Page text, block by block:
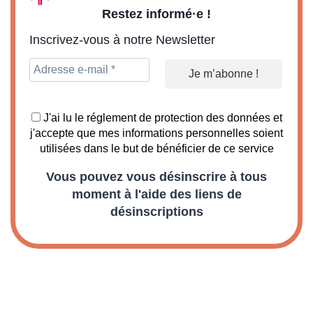
Restez informé·e !
Inscrivez-vous à notre Newsletter
J'ai lu le réglement de protection des données et
j'accepte que mes informations personnelles soient
utilisées dans le but de bénéficier de ce service
Vous pouvez vous désinscrire à tous
moment à l'aide des liens de
désinscriptions